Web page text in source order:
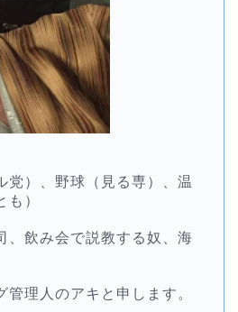
党）、野球（見る専）、温
も）
、飲み会で説教する奴、海
管理人のアキと申します。